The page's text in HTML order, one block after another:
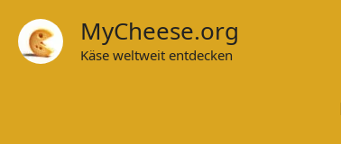
Zum
Inhalt
springen
MyCheese.org
Käse weltweit entdecken